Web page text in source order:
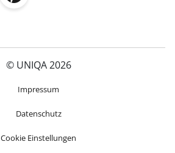
© UNIQA 2026
Impressum
Datenschutz
Cookie Einstellungen